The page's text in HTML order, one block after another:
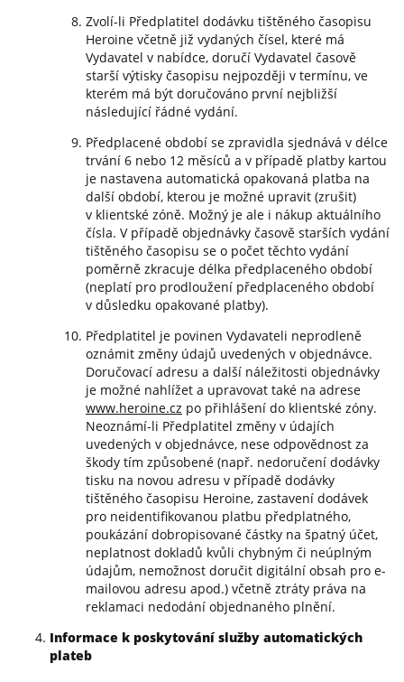
Zvolí-li Předplatitel dodávku tištěného časopisu
Heroine včetně již vydaných čísel, které má
Vydavatel v nabídce, doručí Vydavatel časově
starší výtisky časopisu nejpozději v termínu, ve
kterém má být doručováno první nejbližší
následující řádné vydání.
Předplacené období se zpravidla sjednává v délce
trvání 6 nebo 12 měsíců a v případě platby kartou
je nastavena automatická opakovaná platba na
další období, kterou je možné upravit (zrušit)
v klientské zóně. Možný je ale i nákup aktuálního
čísla. V případě objednávky časově starších vydání
tištěného časopisu se o počet těchto vydání
poměrně zkracuje délka předplaceného období
(neplatí pro prodloužení předplaceného období
v důsledku opakované platby).
Předplatitel je povinen Vydavateli neprodleně
oznámit změny údajů uvedených v objednávce.
Doručovací adresu a další náležitosti objednávky
je možné nahlížet a upravovat také na adrese
www.heroine.cz po přihlášení do klientské zóny.
Neoznámí-li Předplatitel změny v údajích
uvedených v objednávce, nese odpovědnost za
škody tím způsobené (např. nedoručení dodávky
tisku na novou adresu v případě dodávky
tištěného časopisu Heroine, zastavení dodávek
pro neidentifikovanou platbu předplatného,
poukázání dobropisované částky na špatný účet,
neplatnost dokladů kvůli chybným či neúplným
údajům, nemožnost doručit digitální obsah pro e-
mailovou adresu apod.) včetně ztráty práva na
reklamaci nedodání objednaného plnění.
Informace k poskytování služby automatických
plateb